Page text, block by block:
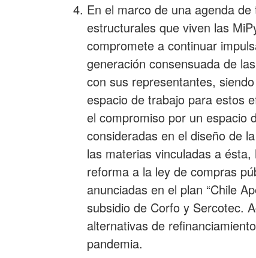
En el marco de una agenda
estructurales que viven las
compromete a continuar
generación consensuada de
con sus representantes,
espacio de trabajo para estos
el compromiso por un espacio
consideradas en el diseño de
las materias vinculadas a
reforma a la ley de compras
anunciadas en el plan “Chile
subsidio de Corfo y Sercotec.
alternativas de
pandemia.